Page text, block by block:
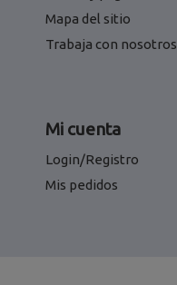
Mapa del sitio
Trabaja con nosotros
Mi cuenta
Login/Registro
Mis pedidos